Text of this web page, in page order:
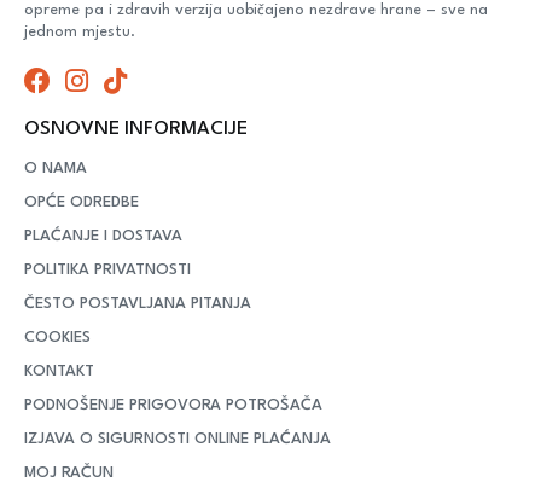
opreme pa i zdravih verzija uobičajeno nezdrave hrane – sve na
jednom mjestu.
OSNOVNE INFORMACIJE
O NAMA
OPĆE ODREDBE
PLAĆANJE I DOSTAVA
POLITIKA PRIVATNOSTI
ČESTO POSTAVLJANA PITANJA
COOKIES
KONTAKT
PODNOŠENJE PRIGOVORA POTROŠAČA
IZJAVA O SIGURNOSTI ONLINE PLAĆANJA
MOJ RAČUN